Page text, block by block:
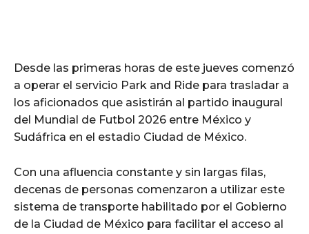
Desde las primeras horas de este jueves comenzó
a operar el servicio Park and Ride para trasladar a
los aficionados que asistirán al partido inaugural
del Mundial de Futbol 2026 entre México y
Sudáfrica en el estadio Ciudad de México.
Con una afluencia constante y sin largas filas,
decenas de personas comenzaron a utilizar este
sistema de transporte habilitado por el Gobierno
de la Ciudad de México para facilitar el acceso al